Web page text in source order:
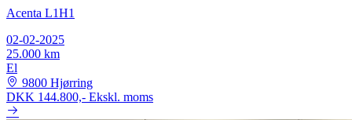
Acenta L1H1
02-02-2025
25.000 km
El
9800 Hjørring
DKK 144.800,- Ekskl. moms